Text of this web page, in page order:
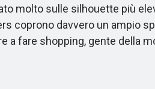
molto sulle silhouette più
coprono davvero un ampio
a fare shopping, gente della